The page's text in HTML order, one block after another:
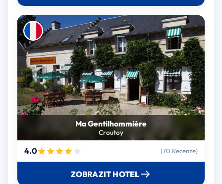
Ma Gentilhommière
Croutoy
4.0 (70 Recenze)
ZOBRAZIT HOTEL